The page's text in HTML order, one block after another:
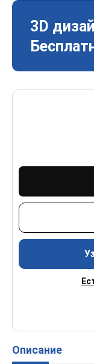
3D
Описание